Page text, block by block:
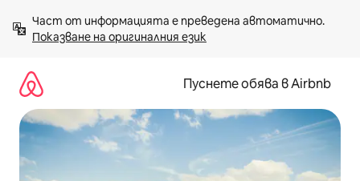
към
съдържанието
Показване на оригиналния език
Пуснете обява в Airbnb